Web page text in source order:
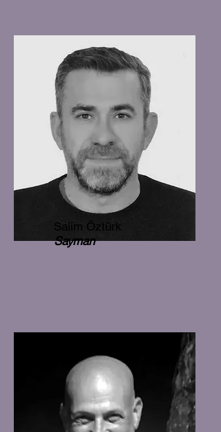
Salim Öztürk
Sayman